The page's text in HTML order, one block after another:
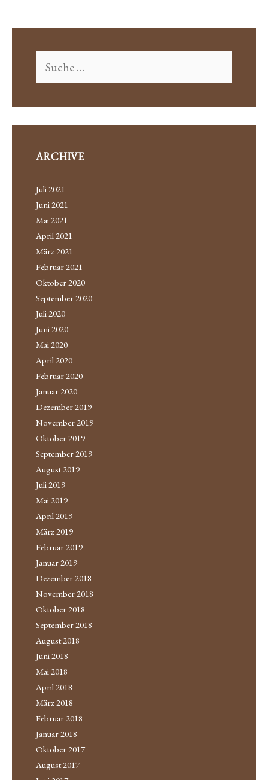
ARCHIVE
Juli 2021
Juni 2021
Mai 2021
April 2021
März 2021
Februar 2021
Oktober 2020
September 2020
Juli 2020
Juni 2020
Mai 2020
April 2020
Februar 2020
Januar 2020
Dezember 2019
November 2019
Oktober 2019
September 2019
August 2019
Juli 2019
Mai 2019
April 2019
März 2019
Februar 2019
Januar 2019
Dezember 2018
November 2018
Oktober 2018
September 2018
August 2018
Juni 2018
Mai 2018
April 2018
März 2018
Februar 2018
Januar 2018
Oktober 2017
August 2017